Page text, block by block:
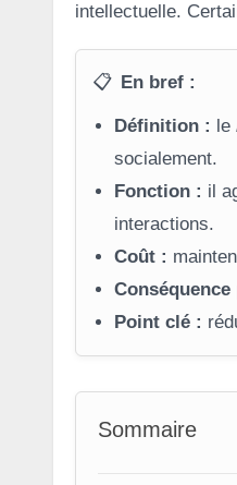
intellectuelle.
📋 En bref :
Définition : le
socialement.
Fonction : il
interactions.
Coût :
Point clé :
Sommaire